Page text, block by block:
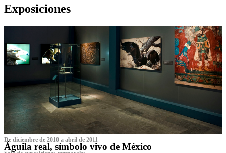
Exposiciones
De diciembre de 2010 a abril de 2011
Águila real, símbolo vivo de México